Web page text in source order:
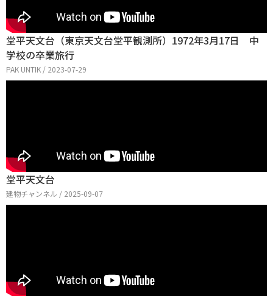
堂平天文台（東京天文台堂平観測所）1972年3月17日 中
学校の卒業旅行
PAK UNTIK / 2023-07-29
堂平天文台
建物チャンネル / 2025-09-07